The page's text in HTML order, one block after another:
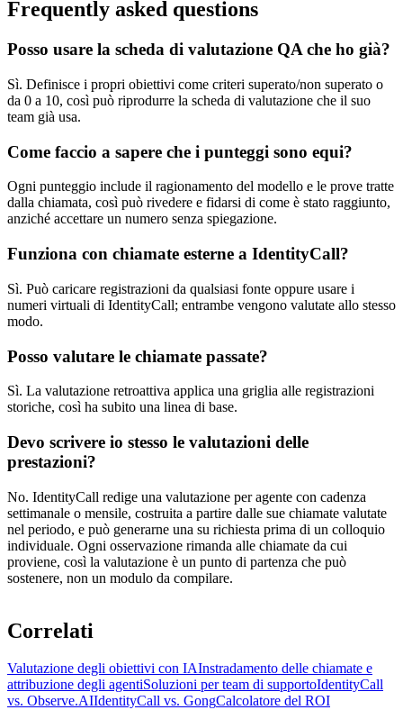
Frequently asked questions
Posso usare la scheda di valutazione QA che ho già?
Sì. Definisce i propri obiettivi come criteri superato/non superato o
da 0 a 10, così può riprodurre la scheda di valutazione che il suo
team già usa.
Come faccio a sapere che i punteggi sono equi?
Ogni punteggio include il ragionamento del modello e le prove tratte
dalla chiamata, così può rivedere e fidarsi di come è stato raggiunto,
anziché accettare un numero senza spiegazione.
Funziona con chiamate esterne a IdentityCall?
Sì. Può caricare registrazioni da qualsiasi fonte oppure usare i
numeri virtuali di IdentityCall; entrambe vengono valutate allo stesso
modo.
Posso valutare le chiamate passate?
Sì. La valutazione retroattiva applica una griglia alle registrazioni
storiche, così ha subito una linea di base.
Devo scrivere io stesso le valutazioni delle
prestazioni?
No. IdentityCall redige una valutazione per agente con cadenza
settimanale o mensile, costruita a partire dalle sue chiamate valutate
nel periodo, e può generarne una su richiesta prima di un colloquio
individuale. Ogni osservazione rimanda alle chiamate da cui
proviene, così la valutazione è un punto di partenza che può
sostenere, non un modulo da compilare.
Correlati
Valutazione degli obiettivi con IAInstradamento delle chiamate e
attribuzione degli agentiSoluzioni per team di supportoIdentityCall
vs. Observe.AIIdentityCall vs. GongCalcolatore del ROI